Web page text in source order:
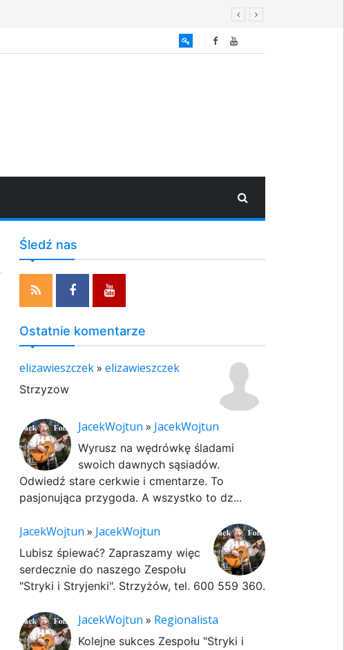
Śledź nas
Ostatnie komentarze
elizawieszczek» elizawieszczek
Strzyzow
JacekWojtun » JacekWojtun
Wyrusz na wędrówkę śladami
swoich dawnych sąsiadów.
Odwiedź stare cerkwie i cmentarze. To
pasjonująca przygoda. A wszystko to dz...
JacekWojtun » JacekWojtun
Lubisz śpiewać? Zapraszamy więc
serdecznie do naszego Zespołu
"Stryki i Stryjenki". Strzyżów, tel. 600 559 360.
JacekWojtun » Regionalista
Kolejne sukces Zespołu "Stryki i